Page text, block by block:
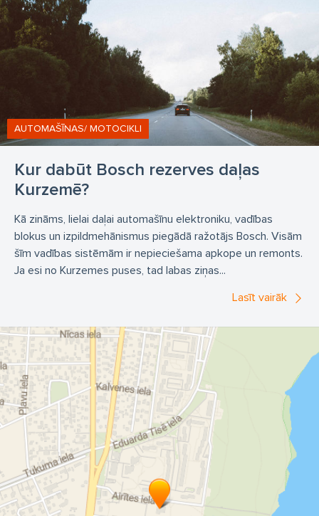
automašīnas sagatavošana tehniskajai apskatei
virsbūves remonts
auto krāsošana
gāzes iekārtas
auto gāzes iekārtu uzstādīšana
savērsuma regulēšana
sagāzuma regulēšana savirzes regulēšana
riteņu ģeometrijas regulēšana Opel autoserviss Liepājā
Kur dabūt Bosch rezerves daļas
Kurzemē?
AUTOMAŠĪNAS/ MOTOCIKLI
Kā zināms, lielai daļai automašīnu elektroniku, vadības
blokus un izpildmehānismus piegādā ražotājs Bosch. Visām
šīm vadības sistēmām ir nepieciešama apkope un remonts.
Ja esi no Kurzemes puses, tad labas ziņas...
Lasīt vairāk